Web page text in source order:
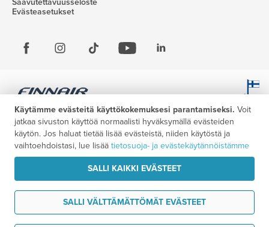
Saavutettavuusseloste
Evästeasetukset
Käytämme evästeitä käyttökokemuksesi parantamiseksi. Voit
jatkaa sivuston käyttöä normaalisti hyväksymällä evästeiden
käytön. Jos haluat tietää lisää evästeistä, niiden käytöstä ja
vaihtoehdoistasi, lue lisää tietosuoja- ja evästekäytännöistämme
SALLI KAIKKI EVÄSTEET
SALLI VÄLTTÄMÄTTÖMÄT EVÄSTEET